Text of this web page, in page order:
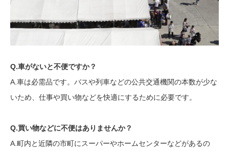
Q.車がないと不便ですか？
A.車は必需品です。バスや列車などの公共交通機関の本数が少な
いため、仕事や買い物などを快適にするために必要です。
Q.買い物などに不便はありませんか？
A.町内と近隣の市町にスーパーやホームセンターなどがあるの